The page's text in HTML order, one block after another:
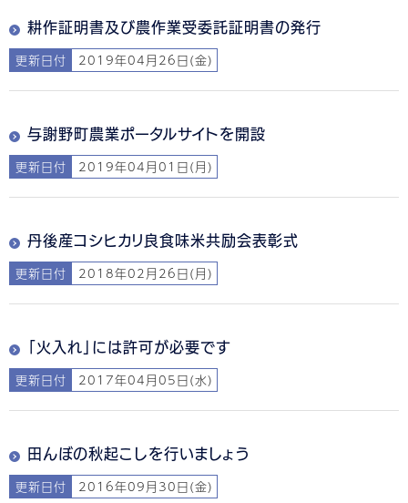
耕作証明書及び農作業受委託証明書の発行
更新日付 2019年04月26日(金)
与謝野町農業ポータルサイトを開設
更新日付 2019年04月01日(月)
丹後産コシヒカリ良食味米共励会表彰式
更新日付 2018年02月26日(月)
「火入れ」には許可が必要です
更新日付 2017年04月05日(水)
田んぼの秋起こしを行いましょう
更新日付 2016年09月30日(金)